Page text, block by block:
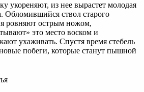
укореняют, из нее вырастет молодая
Обломившийся ствол старого
ровняют острым ножом,
это место воском и
ухаживать. Спустя время стебель
побеги, которые станут пышной